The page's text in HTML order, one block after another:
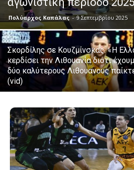
Πολύαρχος Καπάλας - 9 Σεπτεμβρίου 2025
Σκορδίλης σε Κουζμίνσκας: «Η
κερδίσει την Λιθουανία διότι
δύο καλύτερους Λιθουανους
(vid)